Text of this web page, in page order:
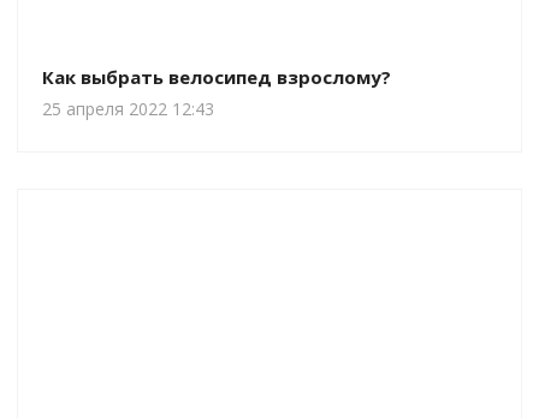
Как выбрать велосипед взрослому?
25 апреля 2022 12:43